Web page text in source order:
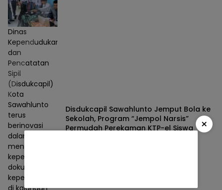
Dinas
Kependudukan
dan
Pencatatan
Sipil
(Disdukcapil)
Kota
Sawahlunto
terus
berinovasi
dalam
meningkatkan
kepemilikan
dokumen
kependudukan
di kalangan
Disdukcapil Sawahlunto Jemput Bola ke
Sekolah, Program “Jempol Narsis”
Permudah Perekaman KTP-el Siswa
×